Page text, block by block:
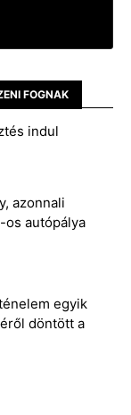
FOGNAK
indul
azonnali
os autópálya
egyik
döntött a